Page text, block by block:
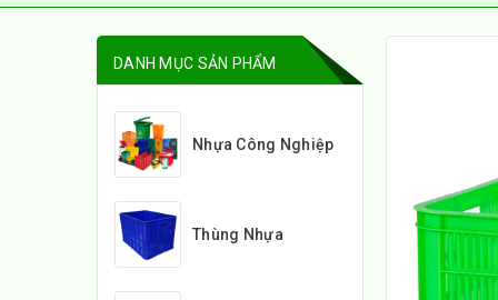
DANH MỤC SẢN PHẨM
Nhựa Công Nghiệp
Thùng Nhựa